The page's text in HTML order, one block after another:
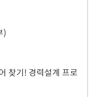
)
찾기! 경력설계 프로